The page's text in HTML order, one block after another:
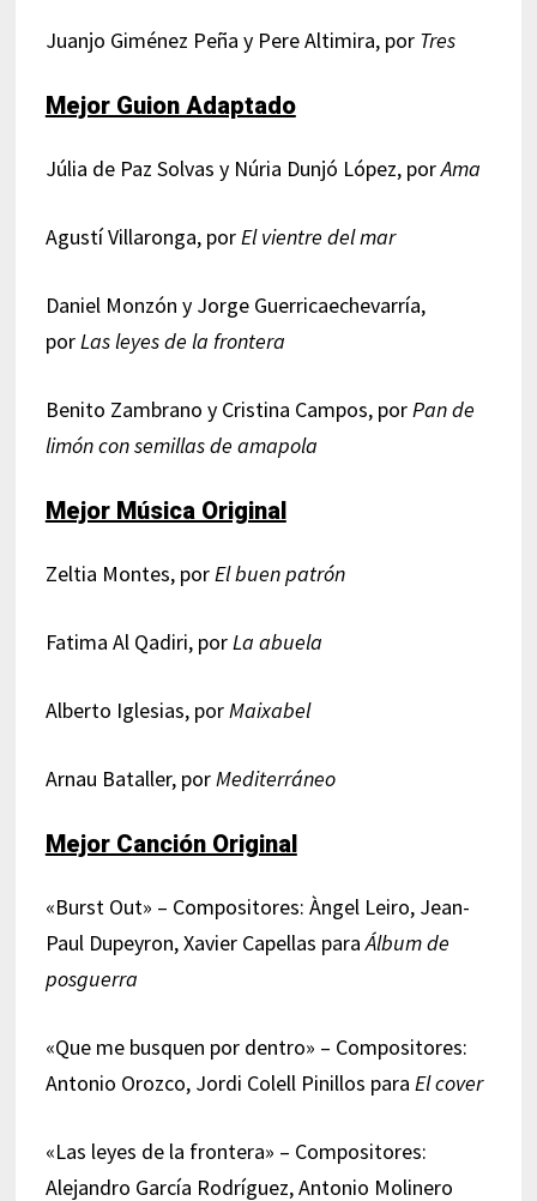
Juanjo Giménez Peña y Pere Altimira, por Tres
Mejor Guion Adaptado
Júlia de Paz Solvas y Núria Dunjó López, porAma
Agustí Villaronga, porEl vientre del mar
Daniel Monzón y Jorge Guerricaechevarría,
porLas leyes de la frontera
Benito Zambrano y Cristina Campos, porPan de
limón con semillas de amapola
Mejor Música Original
Zeltia Montes, porEl buen patrón
Fatima Al Qadiri, porLa abuela
Alberto Iglesias, porMaixabel
Arnau Bataller, porMediterráneo
Mejor Canción Original
«Burst Out» – Compositores: Àngel Leiro, Jean-
Paul Dupeyron, Xavier Capellas paraÁlbum de
posguerra
«Que me busquen por dentro» – Compositores:
Antonio Orozco, Jordi Colell Pinillos para El cover
«Las leyes de la frontera» – Compositores:
Alejandro García Rodríguez, Antonio Molinero